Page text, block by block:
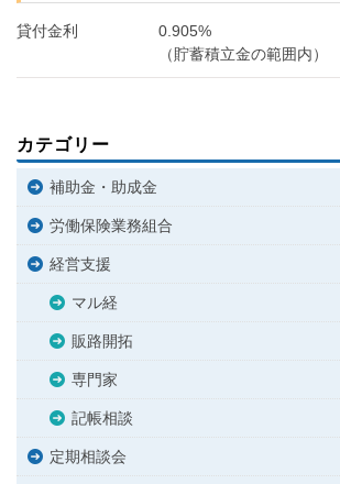
貸付金利
0.905%
（貯蓄積立金の範囲内）
カテゴリー
補助金・助成金
労働保険業務組合
経営支援
マル経
販路開拓
専門家
記帳相談
定期相談会